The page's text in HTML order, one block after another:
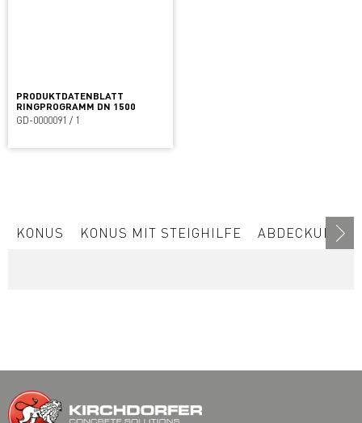
PRODUKTDATENBLATT
RINGPROGRAMM DN 1500
GD-0000091 / 1
KONUS KONUS MIT STEIGHILFE ABDECKUNG